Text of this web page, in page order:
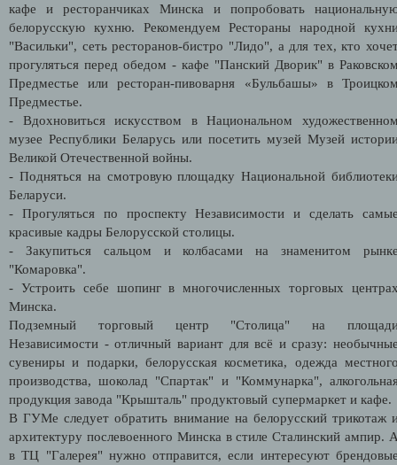
кафе и ресторанчиках Минска и попробовать
белорусскую кухню. Рекомендуем Рестораны народной
"Васильки", сеть ресторанов-бистро "Лидо", а для тех, кто
прогуляться перед обедом - кафе "Панский Дворик" в
Предместье или ресторан-пивоварня «Бульбашы» в
Предместье.
- Вдохновиться искусством в Национальном
музее Республики Беларусь или посетить музей Музей
Великой Отечественной войны.
- Подняться на смотровую площадку Национальной
Беларуси.
- Прогуляться по проспекту Независимости и сделать
красивые кадры Белорусской столицы.
- Закупиться сальцом и колбасами на знаменитом
"Комаровка".
- Устроить себе шопинг в многочисленных торговых
Минска.
Подземный торговый центр "Столица" на
Независимости - отличный вариант для всё и сразу:
сувениры и подарки, белорусская косметика, одежда
производства, шоколад "Спартак" и "Коммунарка",
продукция завода "Крышталь" продуктовый супермаркет и
В ГУМе следует обратить внимание на белорусский трикотаж
архитектуру послевоенного Минска в стиле Сталинский ампир.
в ТЦ "Галерея" нужно отправится, если интересуют